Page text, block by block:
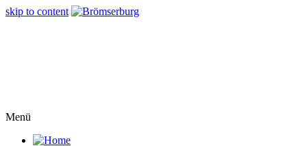
skip to content
Menü